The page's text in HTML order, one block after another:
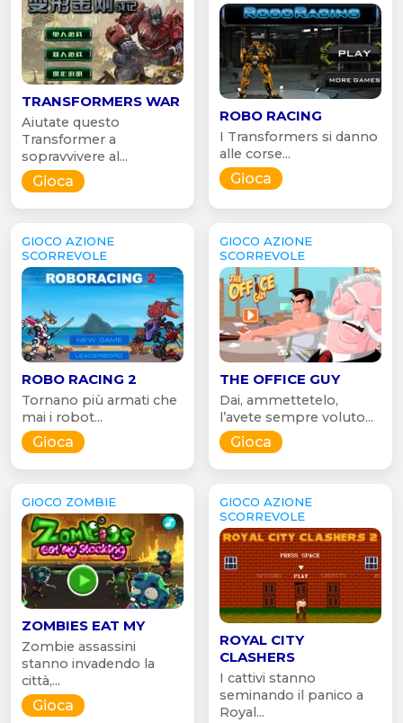
TRANSFORMERS WAR
Aiutate questo
Transformer a
sopravvivere al...
Gioca
ROBO RACING
I Transformers si danno
alle corse...
Gioca
GIOCO AZIONE
SCORREVOLE
ROBO RACING 2
Tornano più armati che
mai i robot...
Gioca
GIOCO AZIONE
SCORREVOLE
THE OFFICE GUY
Dai, ammettetelo,
l’avete sempre voluto...
Gioca
GIOCO ZOMBIE
ZOMBIES EAT MY
Zombie assassini
stanno invadendo la
città,...
Gioca
GIOCO AZIONE
SCORREVOLE
ROYAL CITY
CLASHERS
I cattivi stanno
seminando il panico a
Royal...